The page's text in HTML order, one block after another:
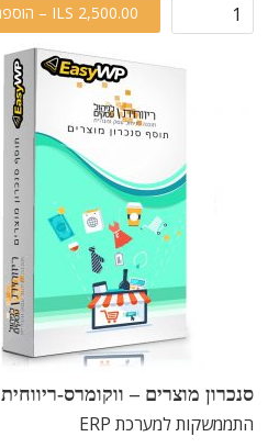
ILS 2,500.00 – הוספה לסל
סנכרון מוצרים – ווקומרס-ריווחית
התממשקות למערכת ERP